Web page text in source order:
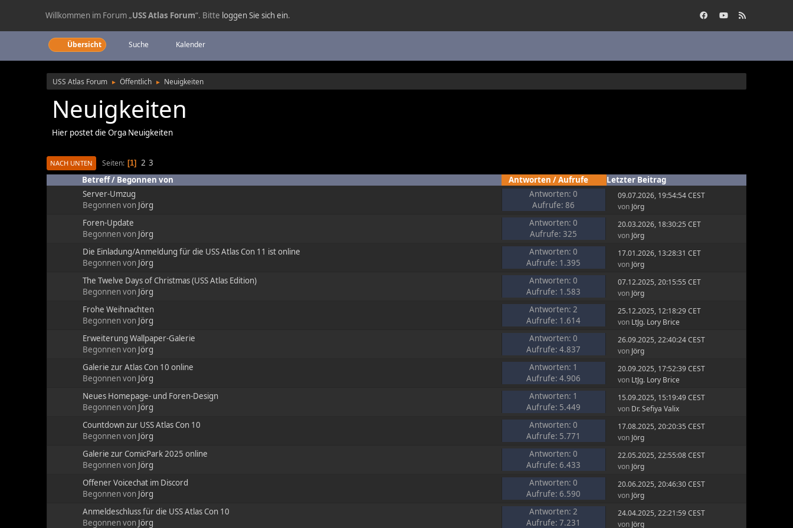
Willkommen im Forum „USS Atlas Forum“. Bitte loggen Sie sich ein.
Übersicht Suche Kalender
USS Atlas Forum ► Öffentlich ► Neuigkeiten
Neuigkeiten
Hier postet die Orga Neuigkeiten
NACH UNTEN Seiten 1 2 3
Betreff/ Begonnen von Antworten /Aufrufe
Letzter Beitrag
Server-Umzug
Begonnen von Jörg
Antworten: 0
Aufrufe: 86
09.07.2026, 19:54:54 CEST
von Jörg
Foren-Update
Begonnen von Jörg
Antworten: 0
Aufrufe: 325
20.03.2026, 18:30:25 CET
von Jörg
Die Einladung/Anmeldung für die USS Atlas Con 11 ist online
Begonnen von Jörg
Antworten: 0
Aufrufe: 1.395
17.01.2026, 13:28:31 CET
von Jörg
The Twelve Days of Christmas (USS Atlas Edition)
Begonnen von Jörg
Antworten: 0
Aufrufe: 1.583
07.12.2025, 20:15:55 CET
von Jörg
Frohe Weihnachten
Begonnen von Jörg
Antworten: 2
Aufrufe: 1.614
25.12.2025, 12:18:29 CET
von LtJg. Lory Brice
Erweiterung Wallpaper-Galerie
Begonnen von Jörg
Antworten: 0
Aufrufe: 4.837
26.09.2025, 22:40:24 CEST
von Jörg
Galerie zur Atlas Con 10 online
Begonnen von Jörg
Antworten: 1
Aufrufe: 4.906
20.09.2025, 17:52:39 CEST
von LtJg. Lory Brice
Neues Homepage- und Foren-Design
Begonnen von Jörg
Antworten: 1
Aufrufe: 5.449
15.09.2025, 15:19:49 CEST
von Dr. Sefiya Valix
Countdown zur USS Atlas Con 10
Begonnen von Jörg
Antworten: 0
Aufrufe: 5.771
17.08.2025, 20:20:35 CEST
von Jörg
Galerie zur ComicPark 2025 online
Begonnen von Jörg
Antworten: 0
Aufrufe: 6.433
22.05.2025, 22:55:08 CEST
von Jörg
Offener Voicechat im Discord
Begonnen von Jörg
Antworten: 0
Aufrufe: 6.590
20.06.2025, 20:46:30 CEST
von Jörg
Anmeldeschluss für die USS Atlas Con 10
Begonnen von Jörg
Antworten: 2
Aufrufe: 7.231
24.04.2025, 22:21:59 CEST
von Jörg